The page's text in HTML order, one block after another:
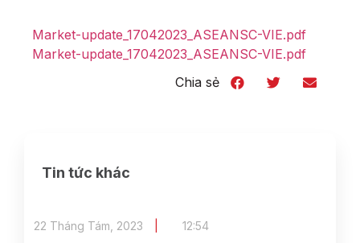
Market-update_17042023_ASEANSC-VIE.pdf
Market-update_17042023_ASEANSC-VIE.pdf
Chia sẻ
Tin tức khác
22 Tháng Tám, 2023 12:54